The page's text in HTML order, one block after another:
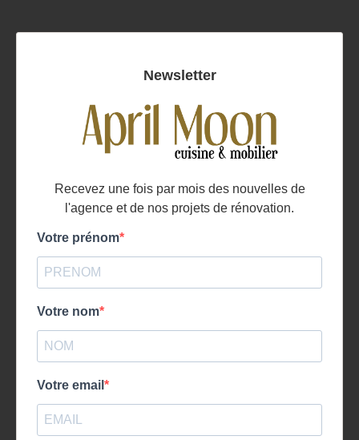
Newsletter
Recevez une fois par mois des nouvelles de
l'agence et de nos projets de rénovation.
Votre prénom
Votre nom
Votre email